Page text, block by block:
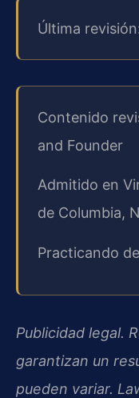
Última
Contenido
and Founder
Admitido en
de Columbia,
Practicando
Publicidad legal.
garantizan un
pueden variar.